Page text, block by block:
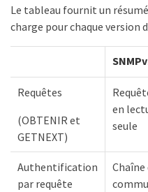
Le tableau fournit un
charge pour chaque version
Requêtes
(OBTENIR et
GETNEXT)
en
seule
Authentification
par requête
Chaîne